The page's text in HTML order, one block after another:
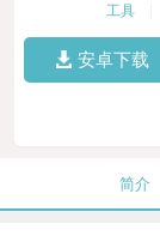
工具
安卓下载
简介